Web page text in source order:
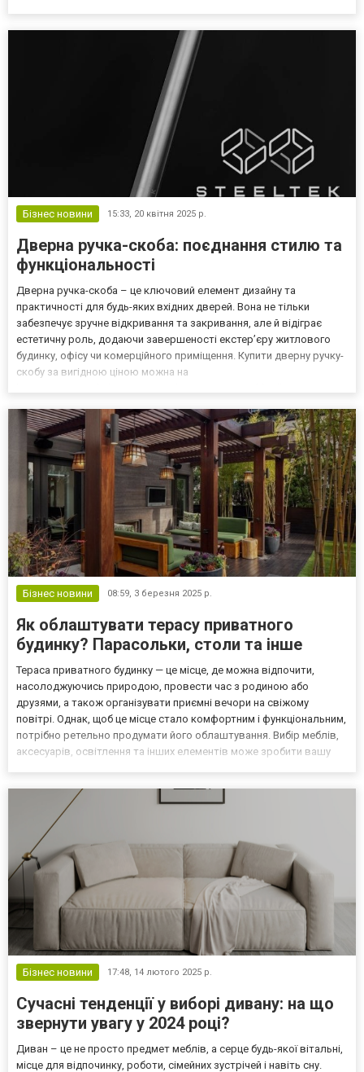
Бізнес новини 15:33, 20 квітня 2025 р.
Дверна ручка-скоба: поєднання стилю та
функціональності
Дверна ручка-скоба – це ключовий елемент дизайну та
практичності для будь-яких вхідних дверей. Вона не тільки
забезпечує зручне відкривання та закривання, але й відіграє
естетичну роль, додаючи завершеності екстер’єру житлового
будинку, офісу чи комерційного приміщення. Купити дверну ручку-
скобу за вигідною ціною можна на
Ергономічність – з...
Бізнес новини 08:59, 3 березня 2025 р.
Як облаштувати терасу приватного
будинку? Парасольки, столи та інше
Тераса приватного будинку — це місце, де можна відпочити,
насолоджуючись природою, провести час з родиною або
друзями, а також організувати приємні вечори на свіжому
повітрі. Однак, щоб це місце стало комфортним і функціональним,
потрібно ретельно продумати його облаштування. Вибір меблів,
аксесуарів, освітлення та інших елементів може зробити вашу
Бізнес новини 17:48, 14 лютого 2025 р.
Сучасні тенденції у виборі дивану: на що
звернути увагу у 2024 році?
Диван – це не просто предмет меблів, а серце будь-якої вітальні,
місце для відпочинку, роботи, сімейних зустрічей і навіть сну.